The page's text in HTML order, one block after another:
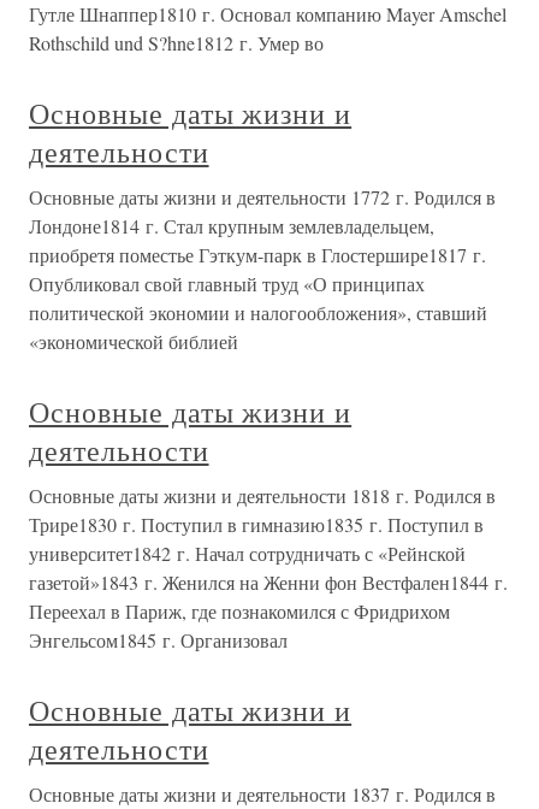
Гутле Шнаппер1810 г. Основал компанию Mayer Amschel
Rothschild und S?hne1812 г. Умер во
Основные даты жизни и
деятельности
Основные даты жизни и деятельности 1772 г. Родился в
Лондоне1814 г. Стал крупным землевладельцем,
приобретя поместье Гэткум-парк в Глостершире1817 г.
Опубликовал свой главный труд «О принципах
политической экономии и налогообложения», ставший
«экономической библией
Основные даты жизни и
деятельности
Основные даты жизни и деятельности 1818 г. Родился в
Трире1830 г. Поступил в гимназию1835 г. Поступил в
университет1842 г. Начал сотрудничать с «Рейнской
газетой»1843 г. Женился на Женни фон Вестфален1844 г.
Переехал в Париж, где познакомился с Фридрихом
Энгельсом1845 г. Организовал
Основные даты жизни и
деятельности
Основные даты жизни и деятельности 1837 г. Родился в